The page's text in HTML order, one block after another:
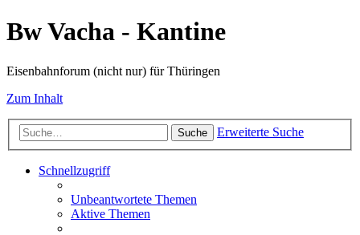
Bw Vacha - Kantine
Eisenbahnforum (nicht nur) für Thüringen
Zum Inhalt
Suche Erweiterte Suche
Schnellzugriff
Unbeantwortete Themen
Aktive Themen